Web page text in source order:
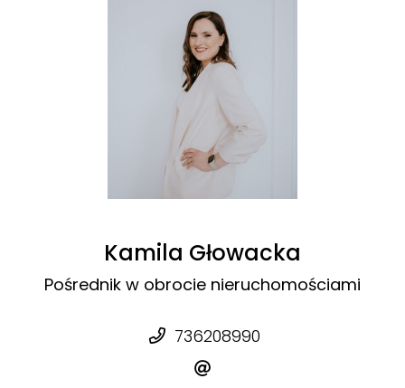
Kamila Głowacka
Pośrednik w obrocie nieruchomościami
736208990